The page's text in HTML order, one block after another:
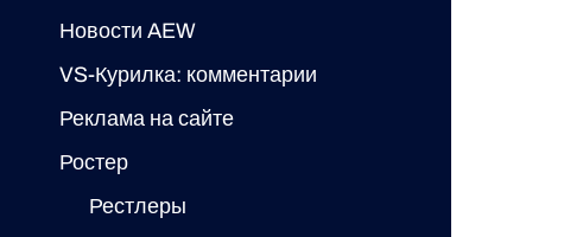
Новости AEW
VS-Курилка: комментарии
Реклама на сайте
Ростер
Рестлеры